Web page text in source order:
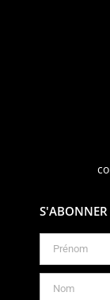
S'ABONNER